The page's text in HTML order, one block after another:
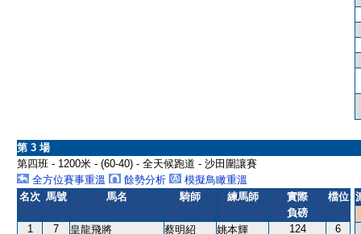
第 3 場
第四班 - 1200米 - (60-40) - 全天候跑道 - 沙田圍讓賽
全方位賽事重溫
餘勢分析
模擬鳥瞰重溫
名次 馬號 馬名 騎師 練馬師
實際
負磅
檔位
1 7 皇龍飛將 蔡明紹 姚本輝 124
6